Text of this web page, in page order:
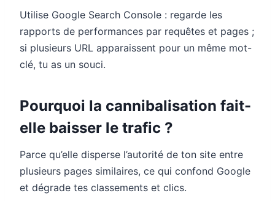
Utilise Google Search Console : regarde les
rapports de performances par requêtes et pages ;
si plusieurs URL apparaissent pour un même mot-
clé, tu as un souci.
Pourquoi la cannibalisation fait-
elle baisser le trafic ?
Parce qu’elle disperse l’autorité de ton site entre
plusieurs pages similaires, ce qui confond Google
et dégrade tes classements et clics.